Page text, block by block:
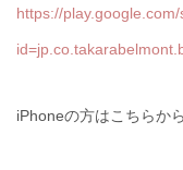
https://
iPhoneの方はこちらか